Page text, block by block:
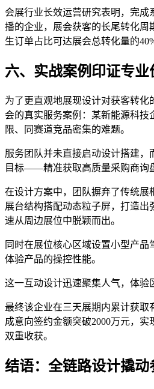
会展行业长效运营研究表明，完成
播的企业，展会获客的长尾转化周
生订单占比可达展会总转化量的
六、实战案例印证专业
为了更直观地展现设计对获客转化
会的真实服务案例：某新能源科技
限、同赛道竞品密集的难题。
服务团队并未直接启动设计搭建，
目标——精准获取高质量采购商询
在设计方案中，团队摒弃了传统展
展台结构搭配动态粒子屏，打造出
速从周边展位中脱颖而出。
同时在展位核心区域设置小型产
体验产品的操控性能。
这一互动设计迅速聚集人气，体验
最终该企业在三天展期内累计获取
成意向签约金额突破2000万元，
双重收获。
结语：全链路设计撬动